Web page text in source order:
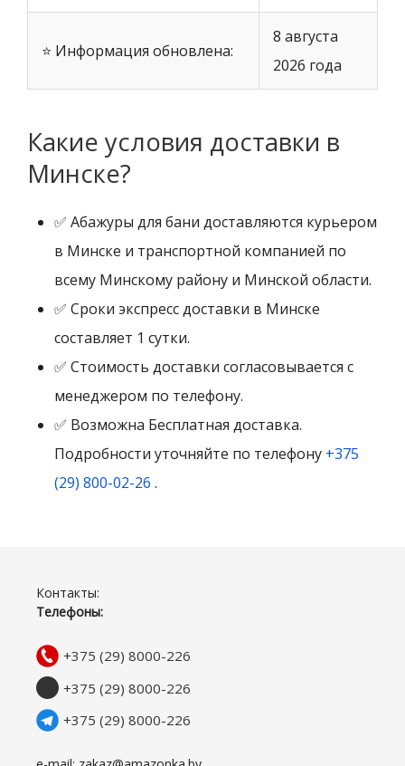
⭐ Информация обновлена:
8 августа
2026 года
Какие условия доставки в
Минске?
✅ Абажуры для бани доставляются курьером
в Минске и транспортной компанией по
всему Минскому району и Минской области.
✅ Сроки экспресс доставки в Минске
составляет 1 сутки.
✅ Стоимость доставки согласовывается с
менеджером по телефону.
✅ Возможна Бесплатная доставка.
Подробности уточняйте по телефону +375
(29) 800-02-26 .
Контакты:
Телефоны:
+375 (29) 8000-226
+375 (29) 8000-226
+375 (29) 8000-226